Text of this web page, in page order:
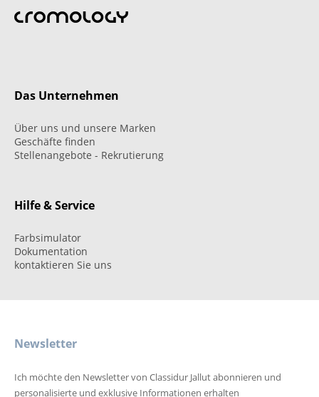
Das Unternehmen
Über uns und unsere Marken
Geschäfte finden
Stellenangebote - Rekrutierung
Hilfe & Service
Farbsimulator
Dokumentation
kontaktieren Sie uns
Newsletter
Ich möchte den Newsletter von Classidur Jallut abonnieren und
personalisierte und exklusive Informationen erhalten